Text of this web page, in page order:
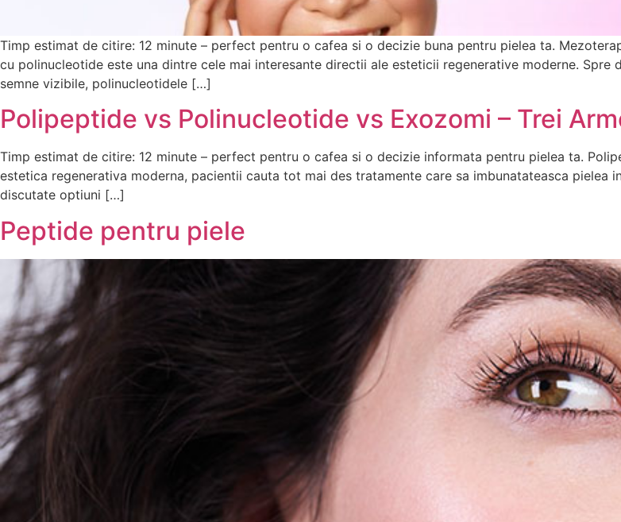
Timp estimat de citire: 12 minute – perfect pentru o cafea si o decizie buna pentru pielea ta.
cu polinucleotide este una dintre cele mai interesante directii ale esteticii regenerative moderne.
semne vizibile, polinucleotidele […]
Polipeptide vs Polinucleotide vs Exozomi – Trei
Timp estimat de citire: 12 minute – perfect pentru o cafea si o decizie informata pentru pielea ta.
estetica regenerativa moderna, pacientii cauta tot mai des tratamente care sa imbunatateasca
discutate optiuni […]
Peptide pentru piele